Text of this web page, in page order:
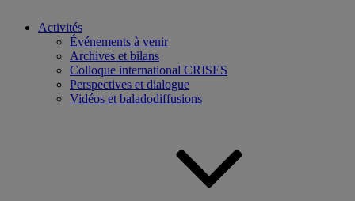
Activités
Événements à venir
Archives et bilans
Colloque international CRISES
Perspectives et dialogue
Vidéos et baladodiffusions